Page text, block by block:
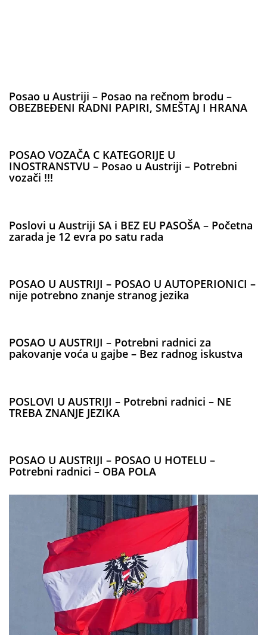
Posao u Austriji – Posao na rečnom brodu –
OBEZBEĐENI RADNI PAPIRI, SMEŠTAJ I HRANA
POSAO VOZAČA C KATEGORIJE U
INOSTRANSTVU – Posao u Austriji – Potrebni
vozači !!!
Poslovi u Austriji SA i BEZ EU PASOŠA – Početna
zarada je 12 evra po satu rada
POSAO U AUSTRIJI – POSAO U AUTOPERIONICI –
nije potrebno znanje stranog jezika
POSAO U AUSTRIJI – Potrebni radnici za
pakovanje voća u gajbe – Bez radnog iskustva
POSLOVI U AUSTRIJI – Potrebni radnici – NE
TREBA ZNANJE JEZIKA
POSAO U AUSTRIJI – POSAO U HOTELU –
Potrebni radnici – OBA POLA